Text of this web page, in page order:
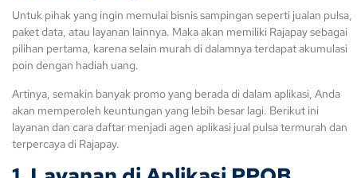
Untuk pihak yang ingin memulai bisnis sampingan seperti jualan pulsa,
paket data, atau layanan lainnya. Maka akan memiliki Rajapay sebagai
pilihan pertama, karena selain murah di dalamnya terdapat akumulasi
poin dengan hadiah uang.
Artinya, semakin banyak promo yang berada di dalam aplikasi, Anda
akan memperoleh keuntungan yang lebih besar lagi. Berikut ini
layanan dan cara daftar menjadi agen aplikasi jual pulsa termurah dan
terpercaya di Rajapay.